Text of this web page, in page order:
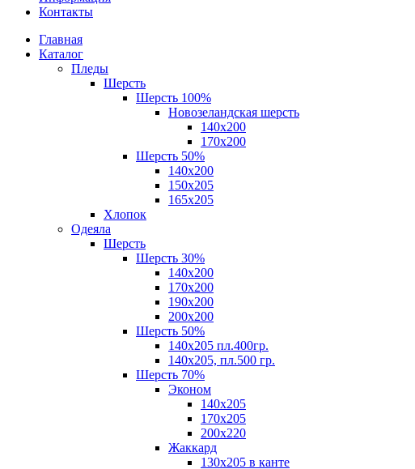
Контакты
Главная
Каталог
Пледы
Шерсть
Шерсть 100%
Новозеландская шерсть
140х200
170x200
Шерсть 50%
140x200
150х205
165х205
Хлопок
Одеяла
Шерсть
Шерсть 30%
140х200
170х200
190х200
200х200
Шерсть 50%
140х205 пл.400гр.
140х205, пл.500 гр.
Шерсть 70%
Эконом
140х205
170х205
200х220
Жаккард
130х205 в канте